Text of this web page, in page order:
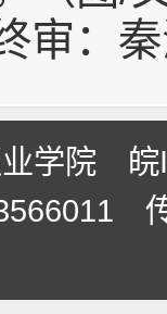
审：
业学院